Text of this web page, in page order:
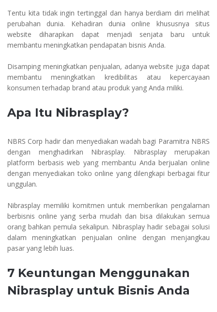
Tentu kita tidak ingin tertinggal dan hanya berdiam diri melihat
perubahan dunia. Kehadiran dunia online khususnya situs
website diharapkan dapat menjadi senjata baru untuk
membantu meningkatkan pendapatan bisnis Anda.
Disamping meningkatkan penjualan, adanya website juga dapat
membantu meningkatkan kredibilitas atau kepercayaan
konsumen terhadap brand atau produk yang Anda miliki.
Apa Itu Nibrasplay?
NBRS Corp hadir dan menyediakan wadah bagi Paramitra NBRS
dengan menghadirkan Nibrasplay. Nibrasplay merupakan
platform berbasis web yang membantu Anda berjualan online
dengan menyediakan toko online yang dilengkapi berbagai fitur
unggulan.
Nibrasplay memiliki komitmen untuk memberikan pengalaman
berbisnis online yang serba mudah dan bisa dilakukan semua
orang bahkan pemula sekalipun. Nibrasplay hadir sebagai solusi
dalam meningkatkan penjualan online dengan menjangkau
pasar yang lebih luas.
7 Keuntungan Menggunakan
Nibrasplay untuk Bisnis Anda